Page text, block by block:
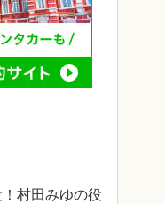
村田みゆの役